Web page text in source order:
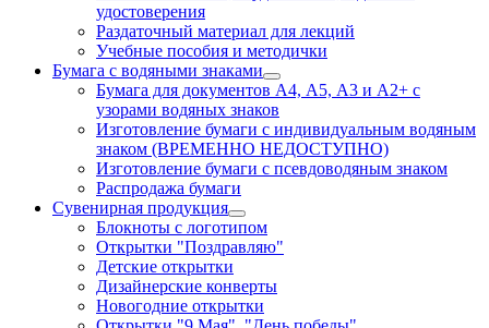
удостоверения
Раздаточный материал для лекций
Учебные пособия и методички
Бумага с водяными знаками
Бумага для документов А4, А5, А3 и А2+ с
узорами водяных знаков
Изготовление бумаги с индивидуальным водяным
знаком (ВРЕМЕННО НЕДОСТУПНО)
Изготовление бумаги с псевдоводяным знаком
Распродажа бумаги
Сувенирная продукция
Блокноты с логотипом
Открытки "Поздравляю"
Детские открытки
Дизайнерские конверты
Новогодние открытки